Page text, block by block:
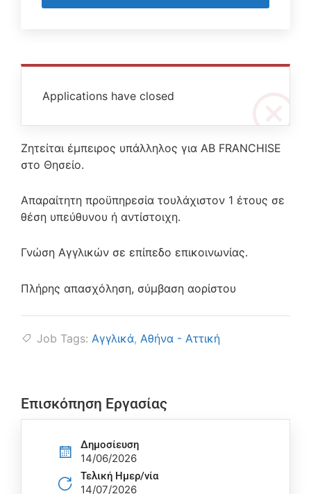
Applications have closed
Ζητείται έμπειρος υπάλληλος για AB FRANCHISE
στο Θησείο.
Απαραίτητη προϋπηρεσία τουλάχιστον 1 έτους σε
θέση υπεύθυνου ή αντίστοιχη.
Γνώση Αγγλικών σε επίπεδο επικοινωνίας.
Πλήρης απασχόληση, σύμβαση αορίστου
Job Tags: Αγγλικά, Αθήνα - Αττική
Επισκόπηση Εργασίας
Δημοσίευση
14/06/2026
Τελική Ημερ/νία
14/07/2026